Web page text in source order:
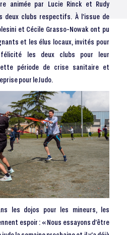
animée par Lucie Rinck et Rudy
deux clubs respectifs. À l’issue de
et Cécile Grasso-Nowak ont pu
et les élus locaux, invités pour
les deux clubs pour leur
période de crise sanitaire et
pour le Judo.
les dojos pour les mineurs, les
espoir : « Nous essayons d’être